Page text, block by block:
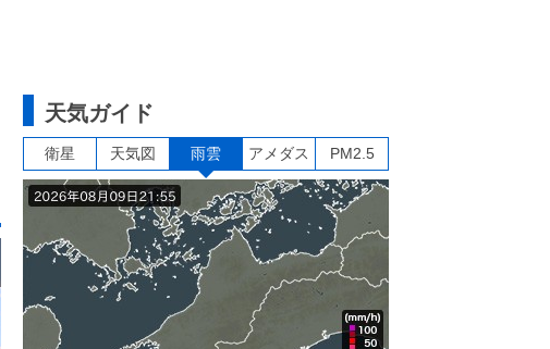
天気ガイド
衛星 天気図 雨雲 アメダス PM2.5